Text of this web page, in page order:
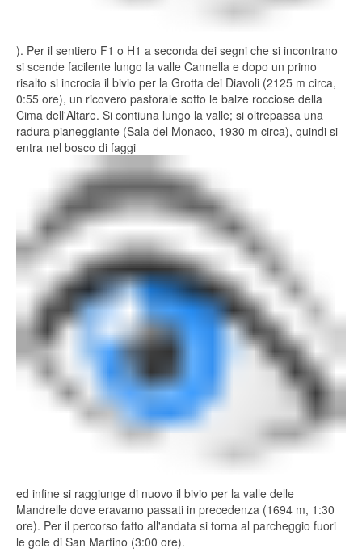
). Per il sentiero F1 o H1 a seconda dei segni che si incontrano
si scende facilente lungo la valle Cannella e dopo un primo
risalto si incrocia il bivio per la Grotta dei Diavoli (2125 m circa,
0:55 ore), un ricovero pastorale sotto le balze rocciose della
Cima dell'Altare. Si contiuna lungo la valle; si oltrepassa una
radura pianeggiante (Sala del Monaco, 1930 m circa), quindi si
entra nel bosco di faggi
ed infine si raggiunge di nuovo il bivio per la valle delle
Mandrelle dove eravamo passati in precedenza (1694 m, 1:30
ore). Per il percorso fatto all'andata si torna al parcheggio fuori
le gole di San Martino (3:00 ore).